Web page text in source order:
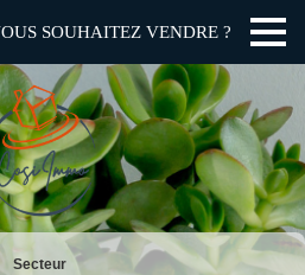
SOUHAITEZ VENDRE ?
Secteur